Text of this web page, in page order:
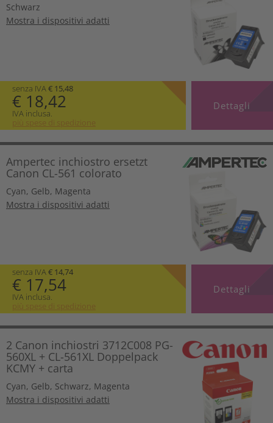
Schwarz
Mostra i dispositivi adatti
senza IVA € 15,48
€ 18,42
IVA inclusa.
più spese di spedizione
Dettagli
Ampertec inchiostro ersetzt
Canon CL-561 colorato
Cyan, Gelb, Magenta
Mostra i dispositivi adatti
senza IVA€ 14,74
€ 17,54
IVA inclusa.
più spese di spedizione
Dettagli
2 Canon inchiostri 3712C008 PG-
560XL + CL-561XL Doppelpack
KCMY + carta
Cyan, Gelb, Schwarz, Magenta
Mostra i dispositivi adatti